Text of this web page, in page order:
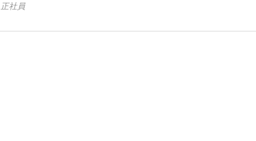
正社員